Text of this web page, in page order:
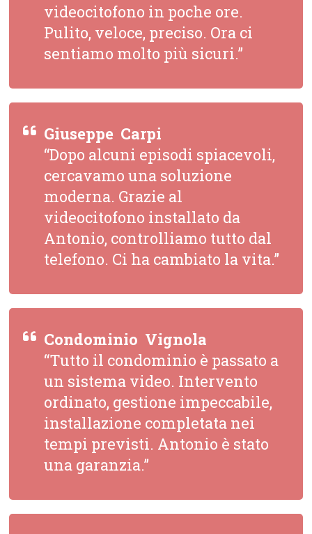
videocitofono in poche ore.
Pulito, veloce, preciso. Ora ci
sentiamo molto più sicuri.”
Giuseppe  Carpi
“Dopo alcuni episodi spiacevoli,
cercavamo una soluzione
moderna. Grazie al
videocitofono installato da
Antonio, controlliamo tutto dal
telefono. Ci ha cambiato la vita.”
Condominio  Vignola
“Tutto il condominio è passato a
un sistema video. Intervento
ordinato, gestione impeccabile,
installazione completata nei
tempi previsti. Antonio è stato
una garanzia.”